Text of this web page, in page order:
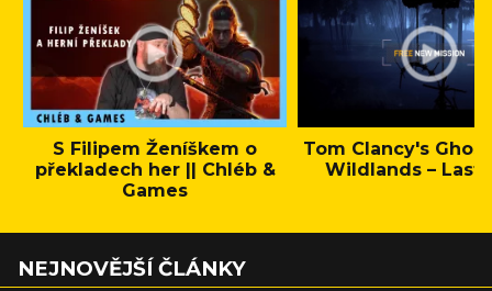
S Filipem Ženíškem o
překladech her || Chléb &
Games
Tom Clancy's
Wildlands – Last
NEJNOVĚJŠÍ ČLÁNKY